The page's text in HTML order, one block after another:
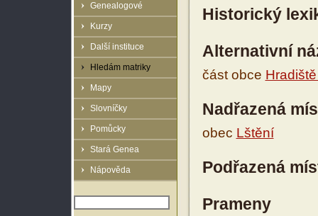
Genealogové
Kurzy
Další instituce
Hledám matriky
Mapy
Slovníčky
Pomůcky
Stará Genea
Nápověda
Historický
Alternativní
část obce
Nadřazená
obec Lštění
Podřazená
Prameny